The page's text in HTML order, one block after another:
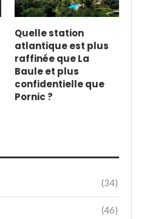
Quelle station
atlantique est plus
raffinée que La
Baule et plus
confidentielle que
Pornic ?
(34)
(46)